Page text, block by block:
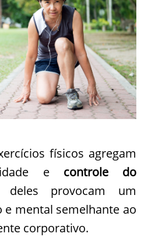
físicos agregam
e controle do
provocam um
mental semelhante ao
corporativo.